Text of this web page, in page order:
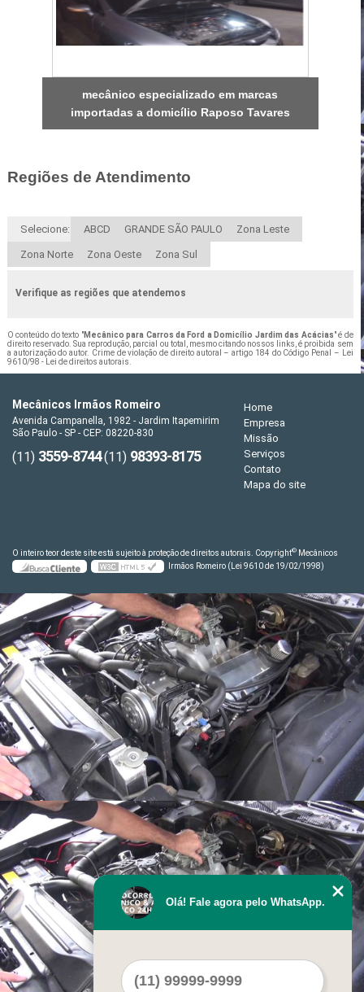
mecânico especializado em marcas
importadas a domicílio Raposo Tavares
Regiões de Atendimento
Selecione: ABCD GRANDE SÃO PAULO Zona Leste
Zona Norte Zona Oeste Zona Sul
Verifique as regiões que atendemos
O conteúdo do texto "Mecânico para Carros da Ford a Domicílio Jardim das Acácias" é de
direito reservado. Sua reprodução, parcial ou total, mesmo citando nossos links, é proibida sem
a autorização do autor. Crime de violação de direito autoral – artigo 184 do Código Penal – Lei
9610/98 - Lei de direitos autorais.
Mecânicos Irmãos Romeiro
Avenida Campanella, 1982 - Jardim Itapemirim
São Paulo - SP - CEP: 08220-830
(11) 3559-8744(11) 98393-8175
Home
Empresa
Missão
Serviços
Contato
Mapa do site
O inteiro teor deste site está sujeito à proteção de direitos autorais. Copyright© Mecânicos
Irmãos Romeiro (Lei 9610 de 19/02/1998)
Olá! Fale agora pelo WhatsApp.